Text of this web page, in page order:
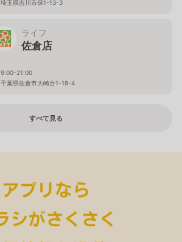
埼玉県吉川市保1-13-3
ライフ
佐倉店
9:00-21:00
千葉県佐倉市大崎台1-18-4
すべて見る